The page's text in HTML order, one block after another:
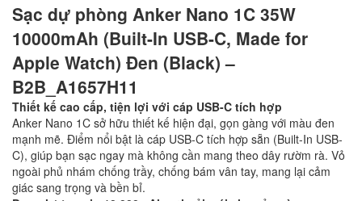
Sạc dự phòng Anker Nano 1C 35W
10000mAh (Built-In USB-C, Made for
Apple Watch) Đen (Black) –
B2B_A1657H11
Thiết kế cao cấp, tiện lợi với cáp USB-C tích hợp
Anker Nano 1C sở hữu thiết kế hiện đại, gọn gàng với màu đen
mạnh mẽ. Điểm nổi bật là cáp USB-C tích hợp sẵn (Built-In USB-
C), giúp bạn sạc ngay mà không cần mang theo dây rườm rà. Vỏ
ngoài phủ nhám chống trầy, chống bám vân tay, mang lại cảm
giác sang trọng và bền bỉ.